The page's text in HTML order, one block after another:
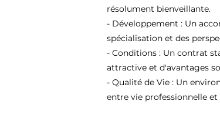
résolument bienveillante.
- Développement : Un
spécialisation et des
- Conditions : Un contrat
attractive et d'avantages
- Qualité de Vie : Un
entre vie professionnelle et